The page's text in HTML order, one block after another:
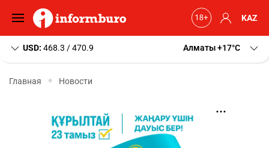
KAZ
USD: 468.3 / 470.9 Алматы+17 C
Главная Новости